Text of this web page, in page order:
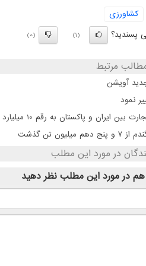
كشاورزی
پسندید؟
(1)
(0)
مرتبط
نمود
ایران و پاکستان به رقم 10 میلیارد دلار
تن گذشت
در مورد این مطلب
هم در مورد این مطلب نظر دهید